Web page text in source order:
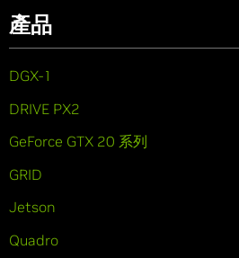
產品
DGX-1
DRIVE PX2
GeForce GTX 20 系列
GRID
Jetson
Quadro